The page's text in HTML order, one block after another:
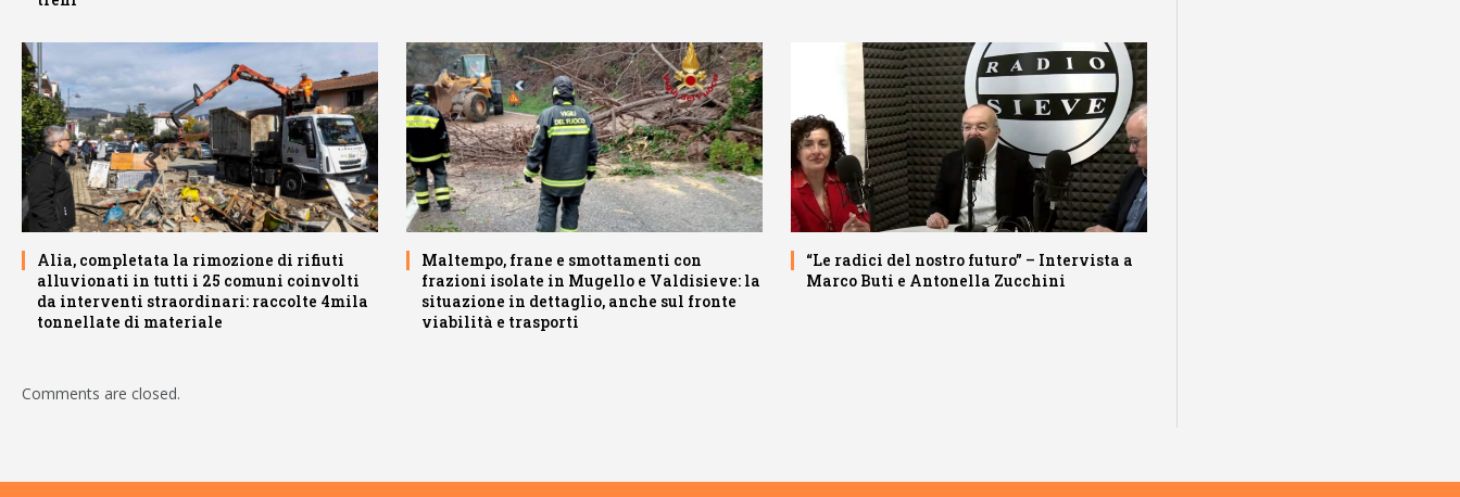
Alia, completata la rimozione di rifiuti
alluvionati in tutti i 25 comuni coinvolti
da interventi straordinari: raccolte 4mila
tonnellate di materiale
Maltempo, frane e smottamenti con
frazioni isolate in Mugello e Valdisieve: la
situazione in dettaglio, anche sul fronte
viabilità e trasporti
“Le radici del nostro futuro” – Intervista a
Marco Buti e Antonella Zucchini
Comments are closed.